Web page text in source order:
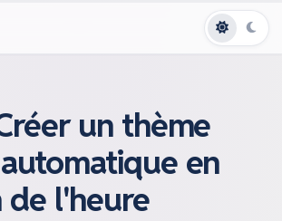
un thème
en
l'heure